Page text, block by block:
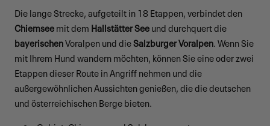
Die lange Strecke, aufgeteilt in 18 Etappen, verbindet den
Chiemseemit dem Hallstätter Seeund durchquert die
bayerischenVoralpen und dieSalzburger Voralpen. Wenn Sie
mit Ihrem Hund wandern möchten, können Sie eine oder zwei
Etappen dieser Route in Angriff nehmen und die
außergewöhnlichen Aussichten genießen, die die deutschen
und österreichischen Berge bieten.